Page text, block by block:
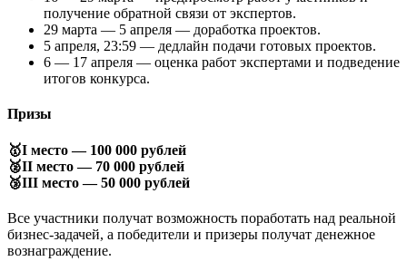
получение обратной связи от экспертов.
29 марта — 5 апреля — доработка проектов.
5 апреля, 23:59 — дедлайн подачи готовых проектов.
6 — 17 апреля — оценка работ экспертами и подведение
итогов конкурса.
Призы
🥇I место — 100 000 рублей
🥈II место — 70 000 рублей
🥉III место — 50 000 рублей
Все участники получат возможность поработать над реальной
бизнес-задачей, а победители и призеры получат денежное
вознаграждение.